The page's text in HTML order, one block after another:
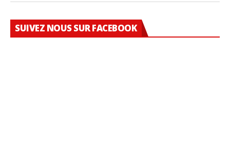
SUIVEZ NOUS SUR FACEBOOK